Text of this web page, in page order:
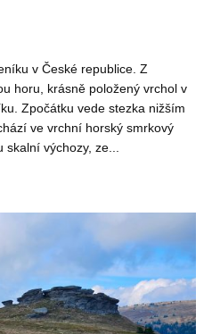
v České republice. Z
horu, krásně položený vrchol v
Zpočátku vede stezka nižším
ve vrchní horský smrkový
výchozy, ze...